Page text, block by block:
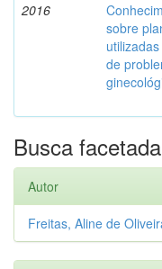
2016
sobre
de
Busca facetada
Autor
Freitas, Aline de